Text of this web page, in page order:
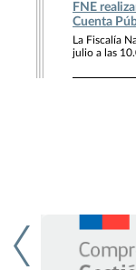
FNE
Cuenta
La Fiscalía
julio a las